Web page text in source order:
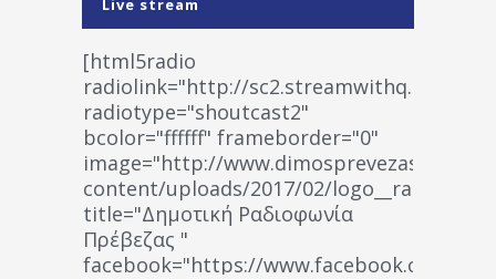
[html5radio
radiolink="http://
radiotype="shoutcast2"
bcolor="ffffff" frameborder="0"
image="http://www.dimosprevezas.gr/wp-
content/uploads/2017/02/
title="Δημοτική Ραδιοφωνία
Πρέβεζας "
facebook="https://www.facebook.com/